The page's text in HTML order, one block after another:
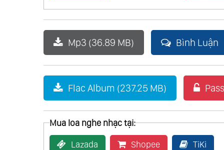
Mp3 (36.89 MB) Bình Luận
Flac Album (237.25 MB)
Mua loa nghe nhạc tại:
Lazada Shopee TiKi